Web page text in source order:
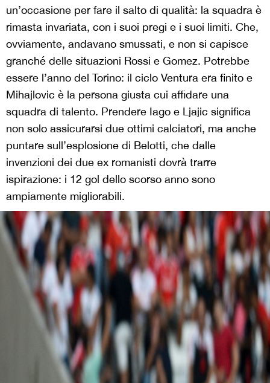
un’occasione per fare il salto di qualità: la squadra è
rimasta invariata, con i suoi pregi e i suoi limiti. Che,
ovviamente, andavano smussati, e non si capisce
granché delle situazioni Rossi e Gomez. Potrebbe
essere l’anno del Torino: il ciclo Ventura era finito e
Mihajlovic è la persona giusta cui affidare una
squadra di talento. Prendere Iago e Ljajic significa
non solo assicurarsi due ottimi calciatori, ma anche
puntare sull’esplosione di Belotti, che dalle
invenzioni dei due ex romanisti dovrà trarre
ispirazione: i 12 gol dello scorso anno sono
ampiamente migliorabili.